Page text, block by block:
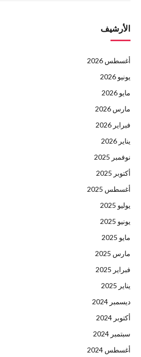
الأرشيف
أغسطس 2026
يونيو 2026
مايو 2026
مارس 2026
فبراير 2026
يناير 2026
نوفمبر 2025
أكتوبر 2025
أغسطس 2025
يوليو 2025
يونيو 2025
مايو 2025
مارس 2025
فبراير 2025
يناير 2025
ديسمبر 2024
أكتوبر 2024
سبتمبر 2024
أغسطس 2024